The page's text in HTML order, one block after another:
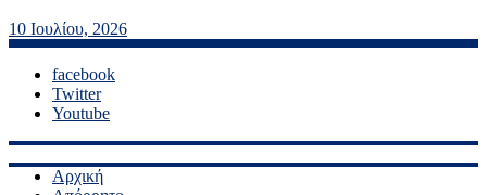
10 Ιουλίου, 2026
facebook
Twitter
Youtube
Αρχική